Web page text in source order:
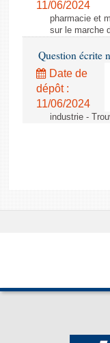
11/06/2024
pharmacie et
sur le marche
Question écrite
Date de
dépôt :
11/06/2024
industrie -